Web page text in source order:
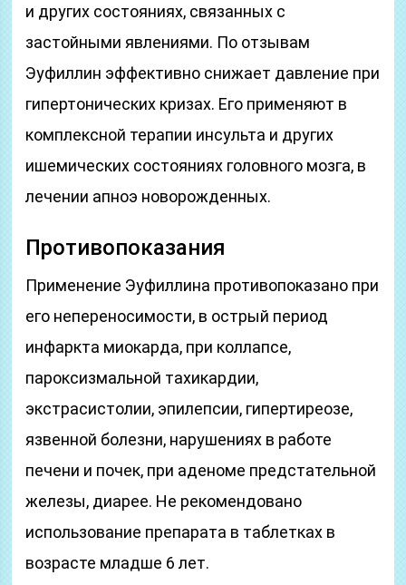
и других состояниях, связанных с
застойными явлениями. По отзывам
Эуфиллин эффективно снижает давление при
гипертонических кризах. Его применяют в
комплексной терапии инсульта и других
ишемических состояниях головного мозга, в
лечении апноэ новорожденных.
Противопоказания
Применение Эуфиллина противопоказано при
его непереносимости, в острый период
инфаркта миокарда, при коллапсе,
пароксизмальной тахикардии,
экстрасистолии, эпилепсии, гипертиреозе,
язвенной болезни, нарушениях в работе
печени и почек, при аденоме предстательной
железы, диарее. Не рекомендовано
использование препарата в таблетках в
возрасте младше 6 лет.